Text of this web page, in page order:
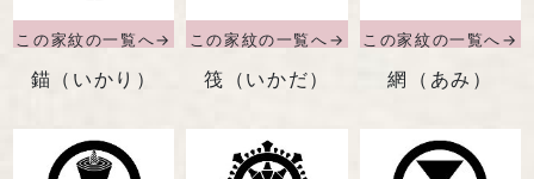
お問い合わせ
錨（いかり） 筏（いかだ） 網（あみ）